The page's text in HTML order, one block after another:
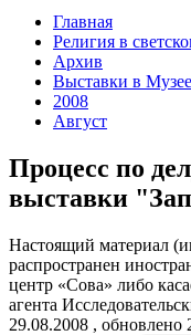
Главная
Религия в
Архив
Выставки в
2008
Август
Процесс по
выставки
Настоящий материал
распространен
центр «Сова» либо
агента
29.08.2008 , обновлено